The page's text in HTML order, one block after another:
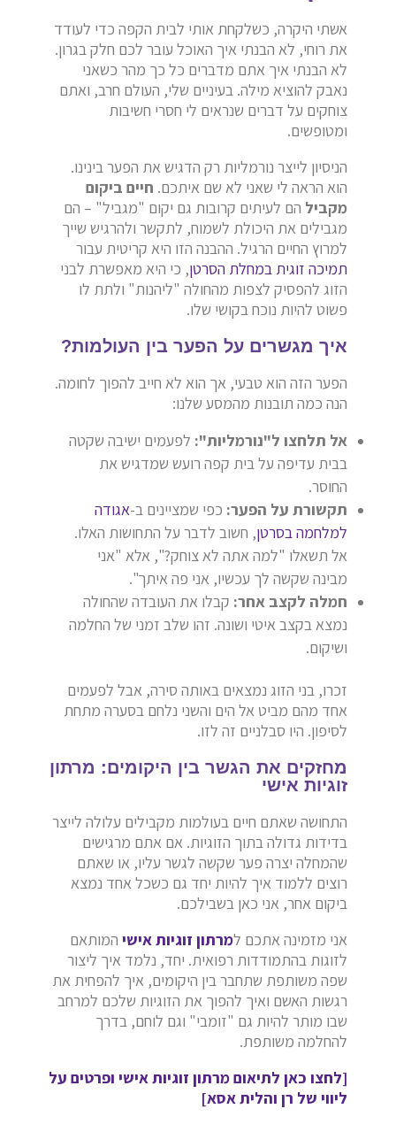
אשתי היקרה, כשלקחת אותי לבית הקפה כדי לעודד
את רוחי, לא הבנתי איך האוכל עובר לכם חלק בגרון.
לא הבנתי איך אתם מדברים כל כך מהר כשאני
נאבק להוציא מילה. בעיניים שלי, העולם חרב, ואתם
צוחקים על דברים שנראים לי חסרי חשיבות
ומטופשים.
הניסיון לייצר נורמליות רק הדגיש את הפער בינינו.
הוא הראה לי שאני לא שם איתכם. חיים ביקום
מקביל הם לעיתים קרובות גם יקום "מגביל" – הם
מגבילים את היכולת לשמוח, לתקשר ולהרגיש שייך
למרוץ החיים הרגיל. ההבנה הזו היא קריטית עבור
תמיכה זוגית במחלת הסרטן, כי היא מאפשרת לבני
הזוג להפסיק לצפות מהחולה "ליהנות" ולתת לו
פשוט להיות נוכח בקושי שלו.
איך מגשרים על הפער בין העולמות?
הפער הזה הוא טבעי, אך הוא לא חייב להפוך לחומה.
הנה כמה תובנות מהמסע שלנו:
אל תלחצו ל"נורמליות": לפעמים ישיבה שקטה
בבית עדיפה על בית קפה רועש שמדגיש את
החוסר.
תקשורת על הפער: כפי שמציינים ב-אגודה
למלחמה בסרטן, חשוב לדבר על התחושות האלו.
אל תשאלו "למה אתה לא צוחק?", אלא "אני
מבינה שקשה לך עכשיו, אני פה איתך".
חמלה לקצב אחר: קבלו את העובדה שהחולה
נמצא בקצב איטי ושונה. זהו שלב זמני של החלמה
ושיקום.
זכרו, בני הזוג נמצאים באותה סירה, אבל לפעמים
אחד מהם מביט אל הים והשני נלחם בסערה מתחת
לסיפון. היו סבלניים זה לזו.
מחזקים את הגשר בין היקומים: מרתון
זוגיות אישי
התחושה שאתם חיים בעולמות מקבילים עלולה לייצר
בדידות גדולה בתוך הזוגיות. אם אתם מרגישים
שהמחלה יצרה פער שקשה לגשר עליו, או שאתם
רוצים ללמוד איך להיות יחד גם כשכל אחד נמצא
ביקום אחר, אני כאן בשבילכם.
אני מזמינה אתכם למרתון זוגיות אישיהמותאם
לזוגות בהתמודדות רפואית. יחד, נלמד איך ליצור
שפה משותפת שתחבר בין היקומים, איך להפחית את
רגשות האשם ואיך להפוך את הזוגיות שלכם למרחב
שבו מותר להיות גם "זומבי" וגם לוחם, בדרך
להחלמה משותפת.
[לחצו כאן לתיאום מרתון זוגיות אישי ופרטים על
ליווי של רן והלית אסא]